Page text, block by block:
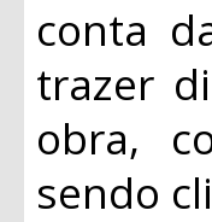
conta
trazer
obra,
sendo